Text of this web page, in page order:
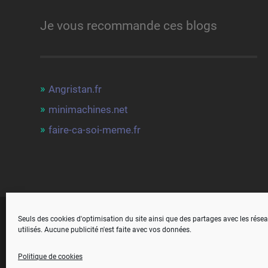
Seuls des cookies d'optimisation du site ainsi que des partages avec les
utilisés. Aucune publicité n'est faite avec vos données.
Politique de cookies
Je vous recommande ces blogs
Angristan.fr
minimachines.net
faire-ca-soi-meme.fr
© 2026MON LINUX— POWERED BY WORDPRESS